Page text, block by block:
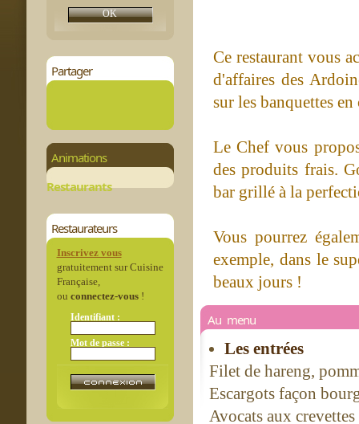
Partager
Animations
Restaurants
Restaurateurs
Inscrivez vous
gratuitement sur Cuisine
Française,
ou connectez-vous!
Identifiant :
Mot de passe :
Ce restaurant vous
d'affaires des
sur les banquettes
Le Chef vous
des produits frais.
bar grillé à la
Vous pourrez
exemple, dans le
beaux jours !
Au menu
Les entrées
Filet de hareng,
Escargots façon
Avocats aux